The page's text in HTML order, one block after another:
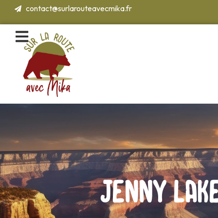
contenu
contact@surlarouteavecmika.fr
Jenny